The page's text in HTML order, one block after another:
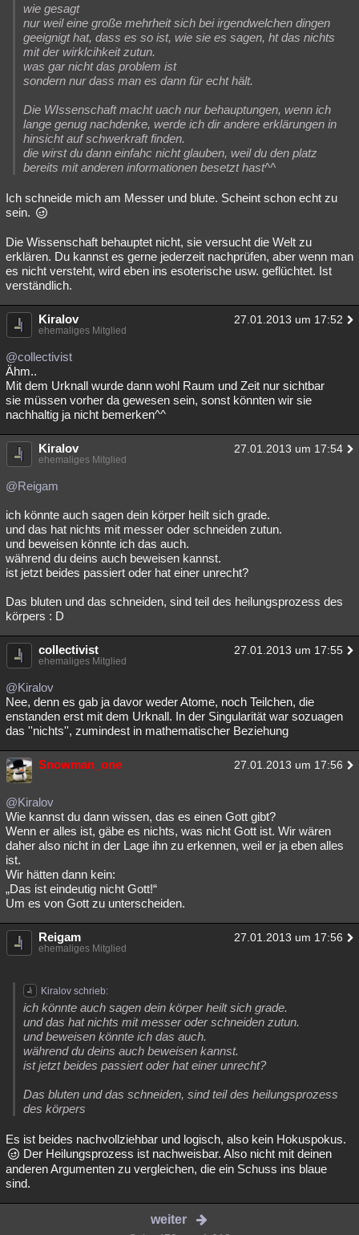
wie gesagt
nur weil eine große mehrheit sich bei irgendwelchen dingen
geeignigt hat, dass es so ist, wie sie es sagen, ht das nichts
mit der wirklcihkeit zutun.
was gar nicht das problem ist
sondern nur dass man es dann für echt hält.
Die WIssenschaft macht uach nur behauptungen, wenn ich
lange genug nachdenke, werde ich dir andere erklärungen in
hinsicht auf schwerkraft finden.
die wirst du dann einfahc nicht glauben, weil du den platz
bereits mit anderen informationen besetzt hast^^
Ich schneide mich am Messer und blute. Scheint schon echt zu
sein.
Die Wissenschaft behauptet nicht, sie versucht die Welt zu
erklären. Du kannst es gerne jederzeit nachprüfen, aber wenn man
es nicht versteht, wird eben ins esoterische usw. geflüchtet. Ist
verständlich.
Kiralov 27.01.2013 um 17:52
ehemaliges Mitglied
@collectivist
Ähm..
Mit dem Urknall wurde dann wohl Raum und Zeit nur sichtbar
sie müssen vorher da gewesen sein, sonst könnten wir sie
nachhaltig ja nicht bemerken^^
Kiralov 27.01.2013 um 17:54
ehemaliges Mitglied
@Reigam
ich könnte auch sagen dein körper heilt sich grade.
und das hat nichts mit messer oder schneiden zutun.
und beweisen könnte ich das auch.
während du deins auch beweisen kannst.
ist jetzt beides passiert oder hat einer unrecht?
Das bluten und das schneiden, sind teil des heilungsprozess des
körpers : D
collectivist 27.01.2013 um 17:55
ehemaliges Mitglied
@Kiralov
Nee, denn es gab ja davor weder Atome, noch Teilchen, die
enstanden erst mit dem Urknall. In der Singularität war sozuagen
das ''nichts'', zumindest in mathematischer Beziehung
Snowman_one 27.01.2013 um 17:56
@Kiralov
Wie kannst du dann wissen, das es einen Gott gibt?
Wenn er alles ist, gäbe es nichts, was nicht Gott ist. Wir wären
daher also nicht in der Lage ihn zu erkennen, weil er ja eben alles
ist.
Wir hätten dann kein:
„Das ist eindeutig nicht Gott!“
Um es von Gott zu unterscheiden.
Reigam 27.01.2013 um 17:56
ehemaliges Mitglied
Kiralov schrieb:
ich könnte auch sagen dein körper heilt sich grade.
und das hat nichts mit messer oder schneiden zutun.
und beweisen könnte ich das auch.
während du deins auch beweisen kannst.
ist jetzt beides passiert oder hat einer unrecht?
Das bluten und das schneiden, sind teil des heilungsprozess
des körpers
Es ist beides nachvollziehbar und logisch, also kein Hokuspokus.
Der Heilungsprozess ist nachweisbar. Also nicht mit deinen
anderen Argumenten zu vergleichen, die ein Schuss ins blaue
sind.
weiter